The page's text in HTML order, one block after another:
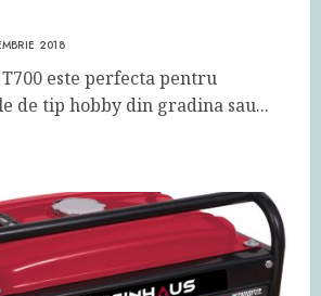
2018
T700 este perfecta pentru
de tip hobby din gradina sau...